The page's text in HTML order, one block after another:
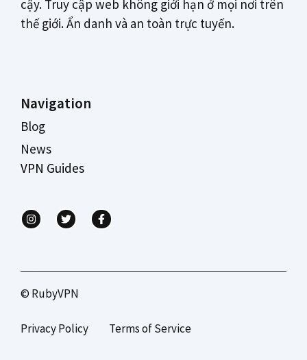
cậy. Truy cập web không giới hạn ở mọi nơi trên
thế giới. Ẩn danh và an toàn trực tuyến.
Navigation
Blog
News
VPN Guides
© RubyVPN
Privacy Policy Terms of Service